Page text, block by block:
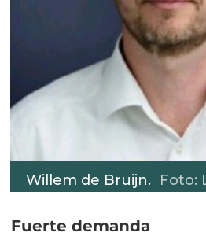
Willem de Bruijn. Foto:
Fuerte demanda